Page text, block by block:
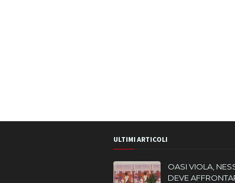
ULTIMI ARTICOLI
OASI VIOLA,
DEVE